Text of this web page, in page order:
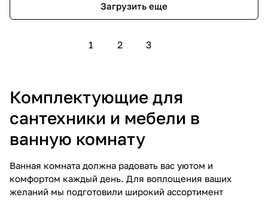
Загрузить еще
1 2 3
Комплектующие для
сантехники и мебели в
ванную комнату
Ванная комната должна радовать вас уютом и
комфортом каждый день. Для воплощения ваших
желаний мы подготовили широкий ассортимент